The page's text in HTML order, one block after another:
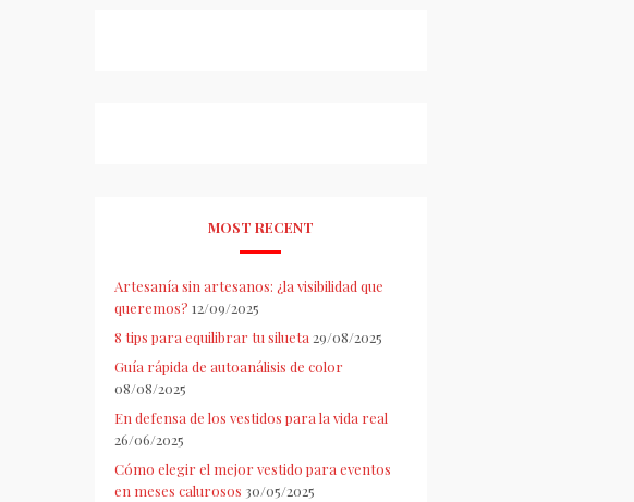
MOST RECENT
Artesanía sin artesanos: ¿la visibilidad que
queremos? 12/09/2025
8 tips para equilibrar tu silueta 29/08/2025
Guía rápida de autoanálisis de color
08/08/2025
En defensa de los vestidos para la vida real
26/06/2025
Cómo elegir el mejor vestido para eventos
en meses calurosos 30/05/2025